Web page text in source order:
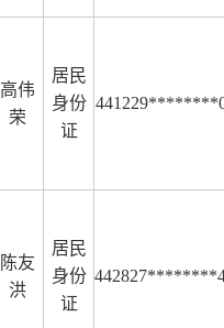
高伟
荣
居民
身份
证
陈友
洪
居民
身份
证